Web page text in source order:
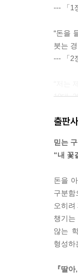
--- 「1
“돈을
붓는
--- 「2
10대,
--- 「3
사회
등 회
안 되
내가
--- 「4
출판
믿는
“내 꽃
돈을
구분
오히
챙기
않는
형성하
『딸